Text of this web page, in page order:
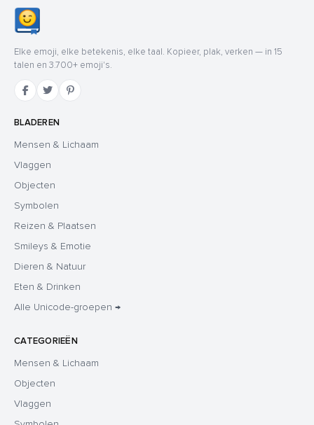
Elke emoji, elke betekenis, elke taal. Kopieer, plak, verken — in 15
talen en 3.700+ emoji's.
BLADEREN
Mensen & Lichaam
Vlaggen
Objecten
Symbolen
Reizen & Plaatsen
Smileys & Emotie
Dieren & Natuur
Eten & Drinken
Alle Unicode-groepen →
CATEGORIEËN
Mensen & Lichaam
Objecten
Vlaggen